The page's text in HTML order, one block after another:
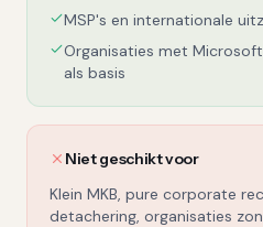
MSP's en internationale
Organisaties met
als basis
Niet geschikt voor
Klein MKB, pure corporate
detachering, organisaties